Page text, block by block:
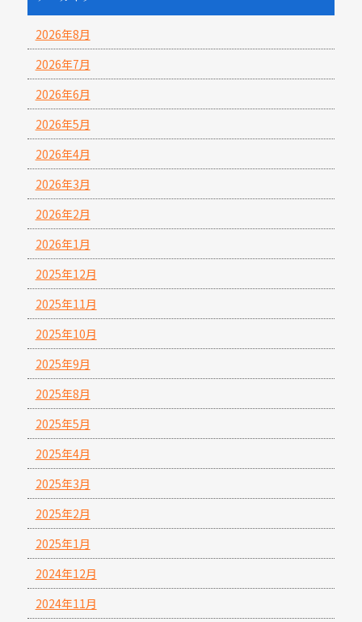
2026年8月
2026年7月
2026年6月
2026年5月
2026年4月
2026年3月
2026年2月
2026年1月
2025年12月
2025年11月
2025年10月
2025年9月
2025年8月
2025年5月
2025年4月
2025年3月
2025年2月
2025年1月
2024年12月
2024年11月